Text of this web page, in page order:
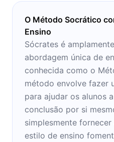
O Método Socrático
Ensino
Sócrates é
abordagem única de
conhecida como o
método envolve fazer
para ajudar os alunos
conclusão por si
simplesmente fornecer
estilo de ensino